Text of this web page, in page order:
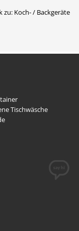
zu: Koch- / Backgeräte
Tischwäsche